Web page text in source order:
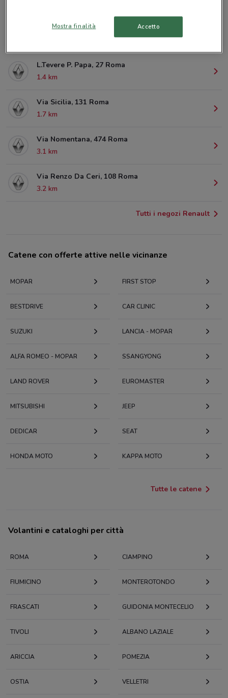
Via Della Lega Lombarda, 54 Roma
L.Tevere P. Papa, 27 Roma
1.4 km
Via Sicilia, 131 Roma
1.7 km
Via Nomentana, 474 Roma
3.1 km
Via Renzo Da Ceri, 108 Roma
3.2 km
Tutti i negozi Renault
Catene con offerte attive nelle vicinanze
MOPAR FIRST STOP
BESTDRIVE CAR CLINIC
SUZUKI LANCIA - MOPAR
ALFA ROMEO - MOPAR SSANGYONG
LAND ROVER EUROMASTER
MITSUBISHI JEEP
DEDICAR SEAT
HONDA MOTO KAPPA MOTO
Tutte le catene
Volantini e cataloghi per città
ROMA CIAMPINO
FIUMICINO MONTEROTONDO
FRASCATI GUIDONIA MONTECELIO
TIVOLI ALBANO LAZIALE
ARICCIA POMEZIA
OSTIA VELLETRI
Mostra finalità Accetto